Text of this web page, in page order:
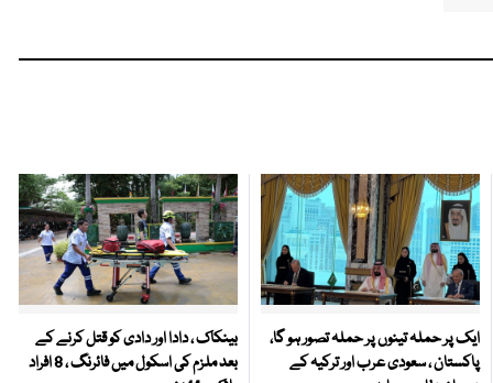
ایک پر حملہ تینوں پر حملہ تصور ہو گا،
پاکستان ، سعودی عرب اور ترکیہ کے
بینکاک ، دادا اور دادی کو قتل کرنے کے
بعد ملزم کی اسکول میں فائرنگ ، 8 افراد